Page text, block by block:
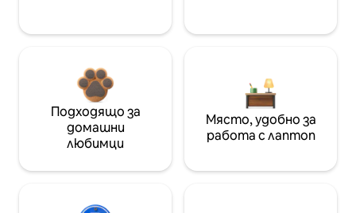
Подходящо за
домашни
любимци
Място, удобно за
работа с лаптоп